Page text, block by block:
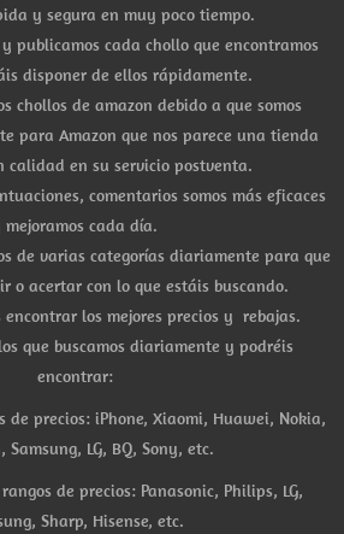
y segura en muy poco tiempo.
publicamos cada chollo que encontramos
disponer de ellos rápidamente.
chollos de amazon debido a que somos
para Amazon que nos parece una tienda
calidad en su servicio postventa.
comentarios somos más eficaces
mejoramos cada día.
de varias categorías diariamente para que
o acertar con lo que estáis buscando.
los mejores precios y rebajas.
que buscamos diariamente y podréis
encontrar:
de precios: iPhone, Xiaomi, Huawei, Nokia,
Samsung, LG, BQ, Sony, etc.
de precios: Panasonic, Philips, LG,
Sharp, Hisense, etc.